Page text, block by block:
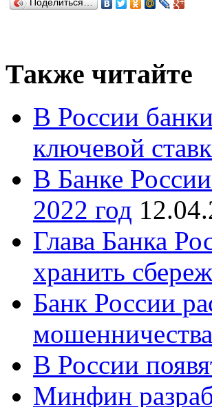
Поделиться…
Также читайте
В России
ключевой
В Банке
2022 год
Глава Банка
хранить
Банк России
мошенничества
В России
Минфин